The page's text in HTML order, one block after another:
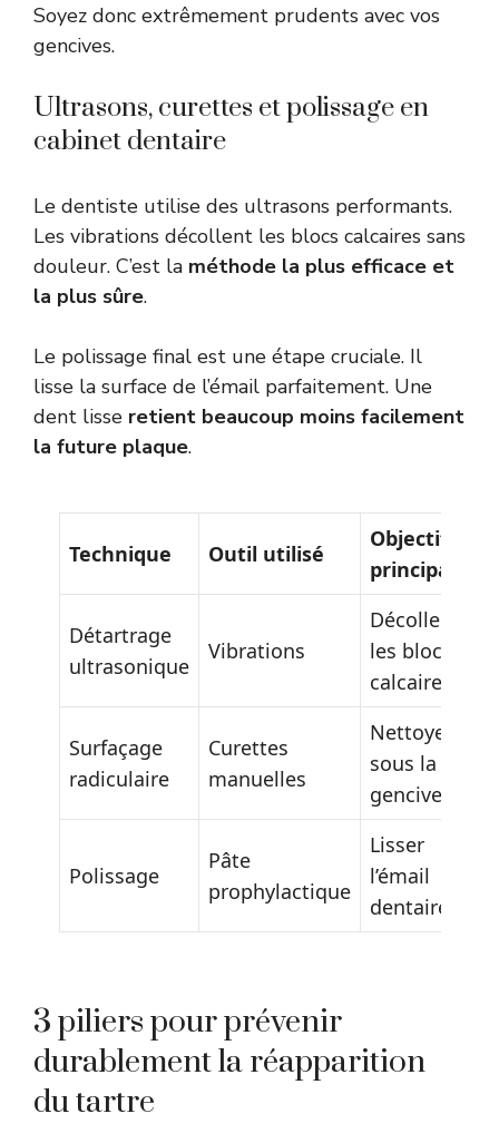
Soyez donc extrêmement prudents avec vos
gencives.
Ultrasons, curettes et polissage en
cabinet dentaire
Le dentiste utilise des ultrasons performants.
Les vibrations décollent les blocs calcaires sans
douleur. C’est la méthode la plus efficace et
la plus sûre.
Le polissage final est une étape cruciale. Il
lisse la surface de l’émail parfaitement. Une
dent lisse retient beaucoup moins facilement
la future plaque.
Technique Outil utilisé
Objectif
principal
Détartrage
ultrasonique
Vibrations
Décoller
les blocs
calcaires
Surfaçage
radiculaire
Curettes
manuelles
Nettoyer
sous la
gencive
Polissage
Pâte
prophylactique
Lisser
l’émail
dentaire
3 piliers pour prévenir
durablement la réapparition
du tartre